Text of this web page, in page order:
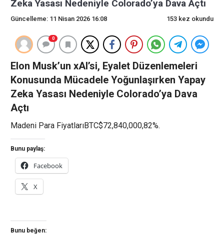
Zeka Yasası Nedeniyle Colorado’ya Dava Açtı
Güncelleme: 11 Nisan 2026 16:08 153 kez okundu
0
Elon Musk’un xAI’si, Eyalet Düzenlemeleri
Konusunda Mücadele Yoğunlaşırken Yapay
Zeka Yasası Nedeniyle Colorado’ya Dava
Açtı
Madeni Para FiyatlarıBTC$72,840,000,82%.
Bunu paylaş:
Facebook
X
Bunu beğen: